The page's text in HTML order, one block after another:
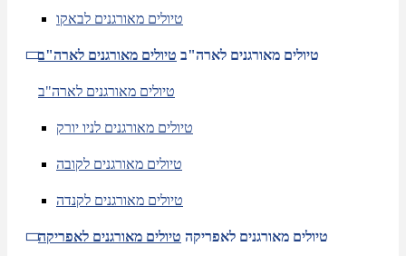
טיולים מאורגנים לבאקו
טיולים מאורגנים לארה"ב טיולים מאורגנים לארה"ב
טיולים מאורגנים לארה"ב
טיולים מאורגנים לניו יורק
טיולים מאורגנים לקובה
טיולים מאורגנים לקנדה
טיולים מאורגנים לאפריקה טיולים מאורגנים לאפריקה